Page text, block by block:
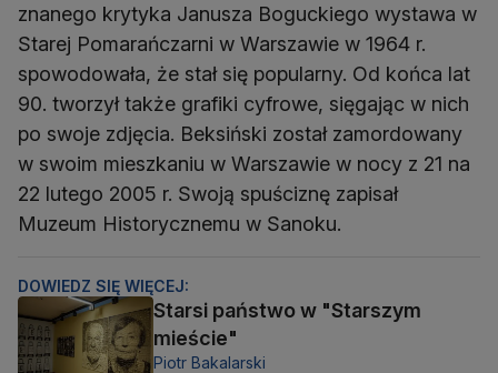
znanego krytyka Janusza Boguckiego wystawa w
Starej Pomarańczarni w Warszawie w 1964 r.
spowodowała, że stał się popularny. Od końca lat
90. tworzył także grafiki cyfrowe, sięgając w nich
po swoje zdjęcia. Beksiński został zamordowany
w swoim mieszkaniu w Warszawie w nocy z 21 na
22 lutego 2005 r. Swoją spuściznę zapisał
Muzeum Historycznemu w Sanoku.
DOWIEDZ SIĘ WIĘCEJ:
Starsi państwo w "Starszym
mieście"
Piotr Bakalarski